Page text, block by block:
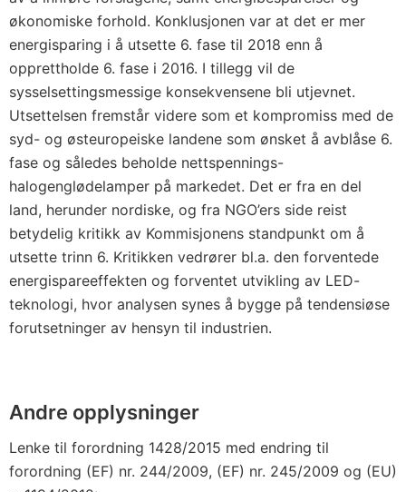
økonomiske forhold. Konklusjonen var at det er mer
energisparing i å utsette 6. fase til 2018 enn å
opprettholde 6. fase i 2016. I tillegg vil de
sysselsettingsmessige konsekvensene bli utjevnet.
Utsettelsen fremstår videre som et kompromiss med de
syd- og østeuropeiske landene som ønsket å avblåse 6.
fase og således beholde nettspennings-
halogenglødelamper på markedet. Det er fra en del
land, herunder nordiske, og fra NGO’ers side reist
betydelig kritikk av Kommisjonens standpunkt om å
utsette trinn 6. Kritikken vedrører bl.a. den forventede
energispareeffekten og forventet utvikling av LED-
teknologi, hvor analysen synes å bygge på tendensiøse
forutsetninger av hensyn til industrien.
Andre opplysninger
Lenke til forordning 1428/2015 med endring til
forordning (EF) nr. 244/2009, (EF) nr. 245/2009 og (EU)